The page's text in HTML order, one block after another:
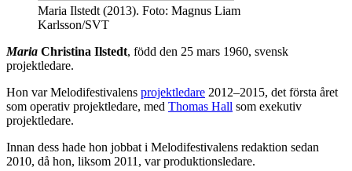
Maria Ilstedt (2013). Foto: Magnus Liam
Karlsson/SVT
Maria Christina Ilstedt, född den 25 mars 1960, svensk
projektledare.
Hon var Melodifestivalens projektledare 2012–2015, det första året
som operativ projektledare, med Thomas Hall som exekutiv
projektledare.
Innan dess hade hon jobbat i Melodifestivalens redaktion sedan
2010, då hon, liksom 2011, var produktionsledare.